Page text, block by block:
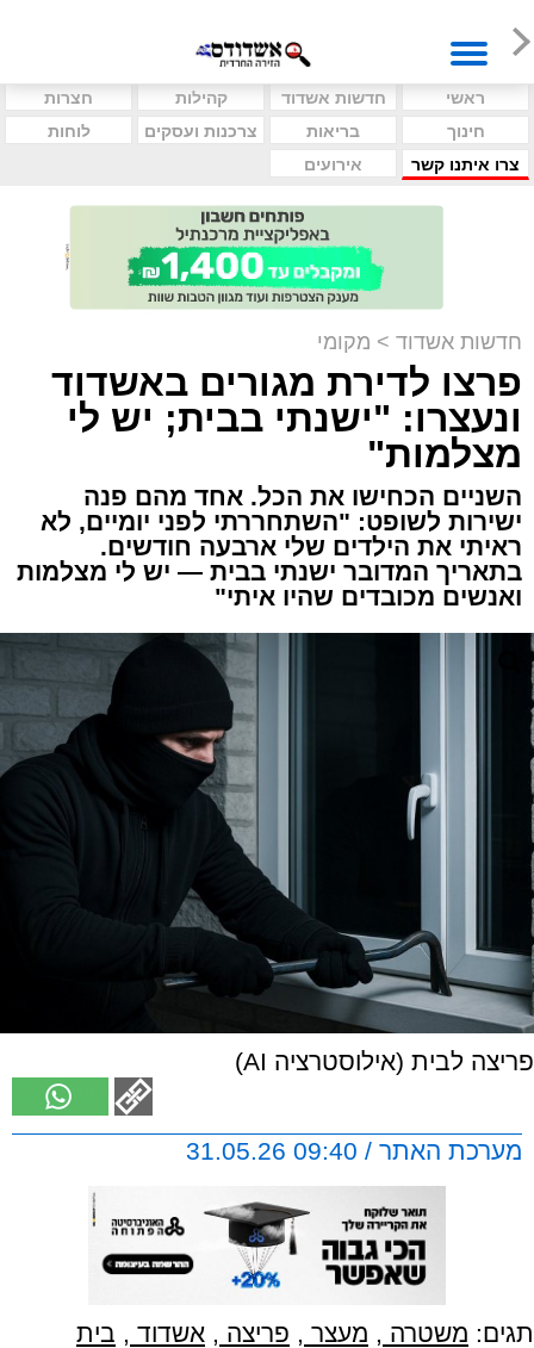
ראשי חדשות אשדוד קהילות
חצרות
חינוך
בריאות צרכנות ועסקים
לוחות
צרו איתנו קשר
אירועים
חדשות אשדוד > מקומי
פרצו לדירת מגורים באשדוד
ונעצרו: "ישנתי בבית; יש לי
מצלמות"
השניים הכחישו את הכל. אחד מהם פנה
ישירות לשופט: "השתחררתי לפני יומיים, לא
ראיתי את הילדים שלי ארבעה חודשים.
בתאריך המדובר ישנתי בבית — יש לי מצלמות
ואנשים מכובדים שהיו איתי"
פריצה לבית (אילוסטרציה AI)
מערכת האתר / 09:40 31.05.26
תגים: משטרה , מעצר , פריצה , אשדוד , בית